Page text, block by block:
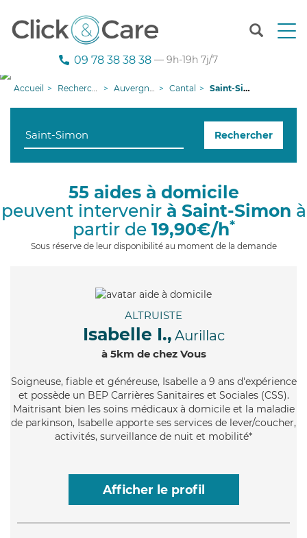
T
n
g
i
09 78 38 38 38 — 9h-19h 7j/7
Accueil Recherche aide à domicile Auvergne-Rhône-Alpes Cantal Saint-Simon
Rechercher
55 aides à domicile
peuvent intervenir à Saint-Simon à
partir de 19,90€/h*
Sous réserve de leur disponibilité au moment de la demande
ALTRUISTE
Isabelle I., Aurillac
à 5km de chez Vous
Soigneuse, fiable et généreuse, Isabelle a 9 ans d'expérience
et possède un BEP Carrières Sanitaires et Sociales (CSS).
Maitrisant bien les soins médicaux à domicile et la maladie
de parkinson, Isabelle apporte ses services de lever/coucher,
activités, surveillance de nuit et mobilité*
Afficher le profil